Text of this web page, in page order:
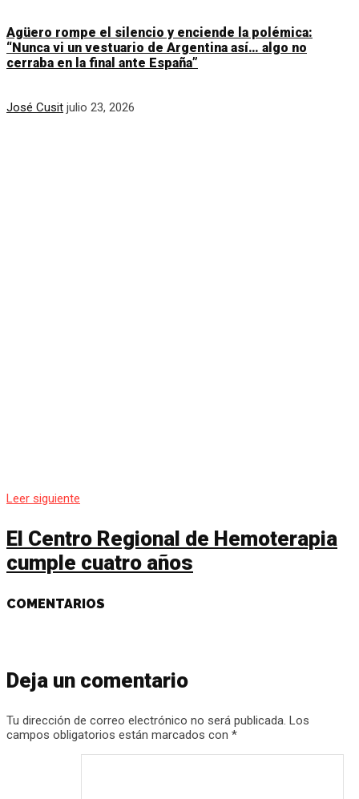
Agüero rompe el silencio y enciende la polémica:
“Nunca vi un vestuario de Argentina así… algo no
cerraba en la final ante España”
José Cusit julio 23, 2026
Leer siguiente
El Centro Regional de Hemoterapia
cumple cuatro años
COMENTARIOS
Deja un comentario
Tu dirección de correo electrónico no será publicada. Los
campos obligatorios están marcados con *